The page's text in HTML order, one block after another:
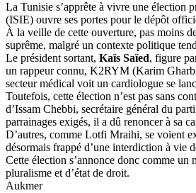
La Tunisie s’apprête à vivre une élection
(ISIE) ouvre ses portes pour le dépôt
À la veille de cette ouverture, pas moins
suprême, malgré un contexte politique
Le président sortant, Kaïs Saïed, figure
un rappeur connu, K2RYM (Karim
secteur médical voit un cardiologue se
Toutefois, cette élection n’est pas sans
d’Issam Chebbi, secrétaire général du
parrainages exigés, il a dû renoncer à sa
D’autres, comme Lotfi Mraihi, se voient
désormais frappé d’une interdiction à vie
Cette élection s’annonce donc comme
pluralisme et d’état de droit.
Aukmer